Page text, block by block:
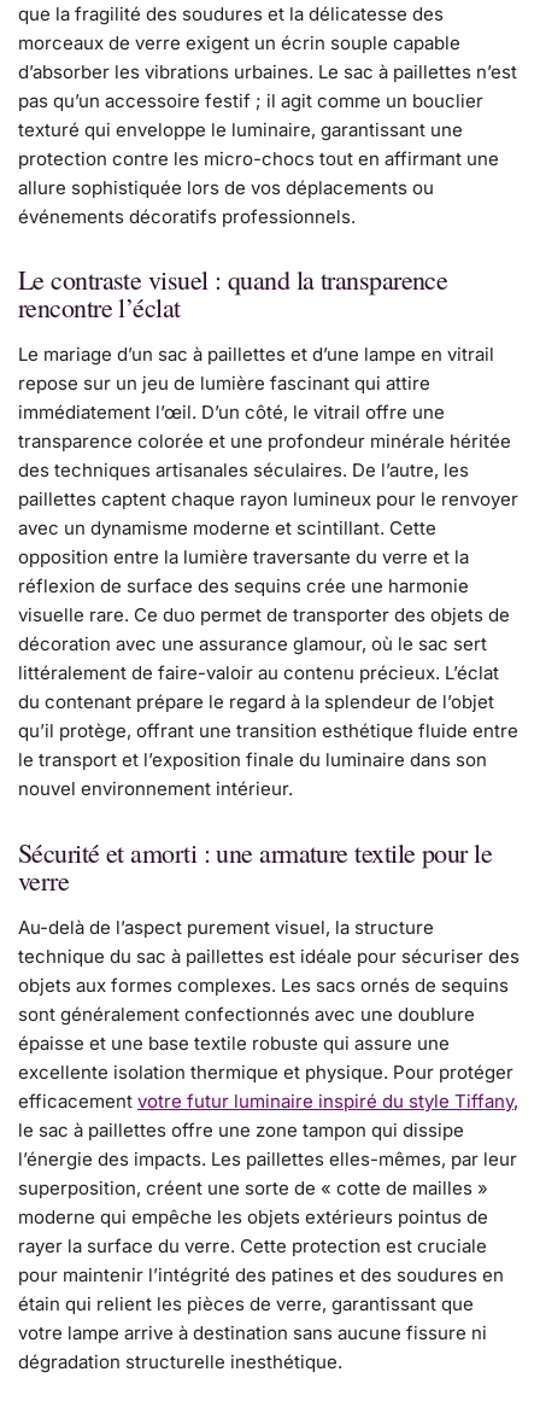
que la fragilité des soudures et la délicatesse des
morceaux de verre exigent un écrin souple capable
d’absorber les vibrations urbaines. Le sac à paillettes n’est
pas qu’un accessoire festif ; il agit comme un bouclier
texturé qui enveloppe le luminaire, garantissant une
protection contre les micro-chocs tout en affirmant une
allure sophistiquée lors de vos déplacements ou
événements décoratifs professionnels.
Le contraste visuel : quand la transparence
rencontre l’éclat
Le mariage d’un sac à paillettes et d’une lampe en vitrail
repose sur un jeu de lumière fascinant qui attire
immédiatement l’œil. D’un côté, le vitrail offre une
transparence colorée et une profondeur minérale héritée
des techniques artisanales séculaires. De l’autre, les
paillettes captent chaque rayon lumineux pour le renvoyer
avec un dynamisme moderne et scintillant. Cette
opposition entre la lumière traversante du verre et la
réflexion de surface des sequins crée une harmonie
visuelle rare. Ce duo permet de transporter des objets de
décoration avec une assurance glamour, où le sac sert
littéralement de faire-valoir au contenu précieux. L’éclat
du contenant prépare le regard à la splendeur de l’objet
qu’il protège, offrant une transition esthétique fluide entre
le transport et l’exposition finale du luminaire dans son
nouvel environnement intérieur.
Sécurité et amorti : une armature textile pour le
verre
Au-delà de l’aspect purement visuel, la structure
technique du sac à paillettes est idéale pour sécuriser des
objets aux formes complexes. Les sacs ornés de sequins
sont généralement confectionnés avec une doublure
épaisse et une base textile robuste qui assure une
excellente isolation thermique et physique. Pour protéger
efficacement votre futur luminaire inspiré du style Tiffany,
le sac à paillettes offre une zone tampon qui dissipe
l’énergie des impacts. Les paillettes elles-mêmes, par leur
superposition, créent une sorte de « cotte de mailles »
moderne qui empêche les objets extérieurs pointus de
rayer la surface du verre. Cette protection est cruciale
pour maintenir l’intégrité des patines et des soudures en
étain qui relient les pièces de verre, garantissant que
votre lampe arrive à destination sans aucune fissure ni
dégradation structurelle inesthétique.